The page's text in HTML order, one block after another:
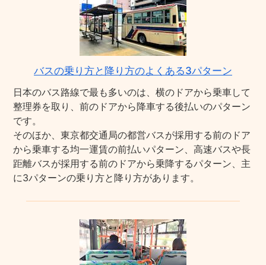
バスの乗り方と降り方のよくある3パターン
日本のバス路線で最も多いのは、横のドアから乗車して
整理券を取り、前のドアから降車する後払いのパターン
です。
そのほか、東京都交通局の都営バスが採用する前のドア
から乗車する均一運賃の前払いパターン、高速バスや長
距離バスが採用する前のドアから乗降するパターン、主
に3パターンの乗り方と降り方があります。